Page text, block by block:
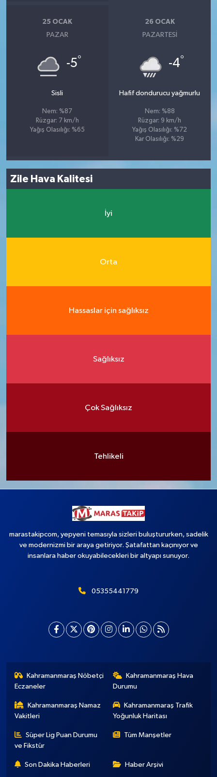
25 OCAK
PAZAR
-5°
Sisli
Nem: %87
Rüzgar: 7 km/h
Yağış Olasılığı: %65
26 OCAK
PAZARTESI
-4°
Hafif dondurucu yağmurlu
Nem: %88
Rüzgar: 9 km/h
Yağış Olasılığı: %72
Kar Olasılığı: %29
Zile Hava Kalitesi
İyi
Orta
Hassaslar için sağlıksız
Sağlıksız
Çok Sağlıksız
Tehlikeli
marastakipcom, yepyeni temasıyla sizleri buluştururken, sadelik
ve modernizmi bir araya getiriyor. Şatafattan kaçınıyor ve
insanlara haber okuyabilecekleri bir altyapı sunuyor.
05355441779
Kahramanmaraş Nöbetçi
Eczaneler
Kahramanmaraş Hava
Durumu
Kahramanmaraş Namaz
Vakitleri
Kahramanmaraş Trafik
Yoğunluk Haritası
Süper Lig Puan Durumu
ve Fikstür
Tüm Manşetler
Son Dakika Haberleri Haber Arşivi